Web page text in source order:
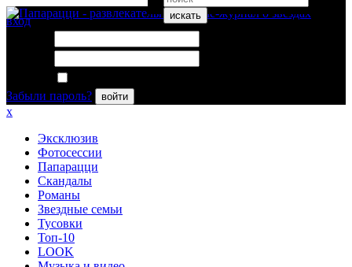
искать
вход
Забыли пароль?
войти
x
Эксклюзив
Фотосессии
Папарацци
Скандалы
Романы
Звездные семьи
Тусовки
Топ-10
LOOK